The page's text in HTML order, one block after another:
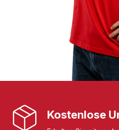
Kostenlose